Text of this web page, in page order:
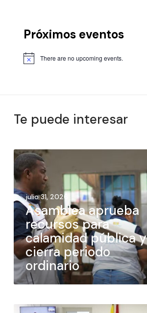
Próximos eventos
There are no upcoming events.
Te puede interesar
julio 31, 2026
Asamblea aprueba
recursos para
calamidad pública y
cierra periodo
ordinario